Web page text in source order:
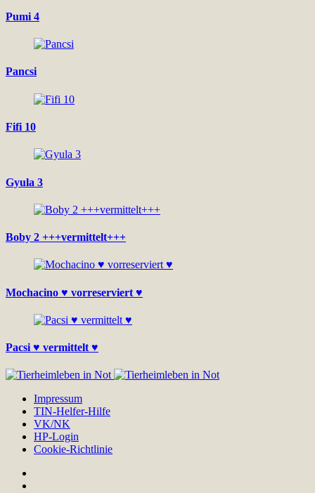
Pumi 4
Pancsi
Fifi 10
Gyula 3
Boby 2 +++vermittelt+++
Mochacino ♥ vorreserviert ♥
Pacsi ♥ vermittelt ♥
Impressum
TIN-Helfer-Hilfe
VK/NK
HP-Login
Cookie-Richtlinie